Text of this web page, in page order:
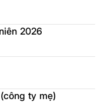
2026
ty mẹ)